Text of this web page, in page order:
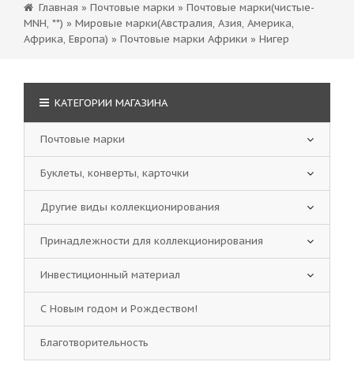
Главная » Почтовые марки » Почтовые марки(чистые-
MNH, **) » Мировые марки(Австралия, Азия, Америка,
Африка, Европа) » Почтовые марки Африки » Нигер
КАТЕГОРИИ МАГАЗИНА
Почтовые марки
Буклеты, конверты, карточки
Другие виды коллекционирования
Принадлежности для коллекционирования
Инвестиционный материал
С Новым годом и Рождеством!
Благотворительность